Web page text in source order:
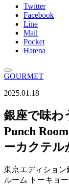
Twitter
Facebook
Line
Mail
Pocket
Hatena
GOURMET
2025.01.18
銀座で味わ
Punch
ーカクテル
東京エディション
ルーム トーキョ